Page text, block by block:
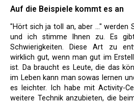
Auf die Beispiele kommt es an
"Hört sich ja toll an, aber ..." werden Sie nun wieder einwenden
und ich stimme Ihnen zu. Es
Schwierigkeiten. Diese Art zu
wirklich gut, wenn man gut im
ist. Da braucht es Leute, die das
im Leben kann man sowas lernen
es leichter. Ich habe mit Activity-
weitere Technik anzubieten, die